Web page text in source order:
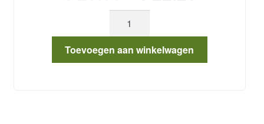
prijs
was:
€ 29.95.
is:
shield
aantal
Toevoegen aan winkelwagen